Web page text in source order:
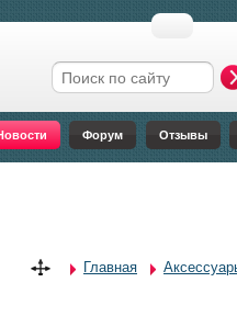
Форма поиска
Форум Отзывы
Вы здесь
Главная